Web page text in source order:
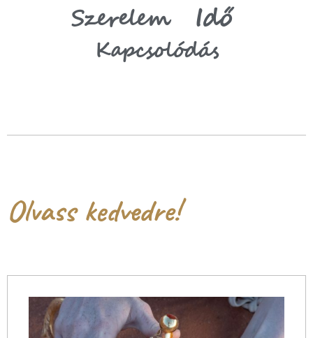
Szerelem
Idő
Kapcsolódás
Olvass kedvedre!